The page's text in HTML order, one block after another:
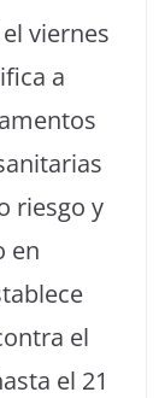
viernes
a
riesgo y
en
el
el 21